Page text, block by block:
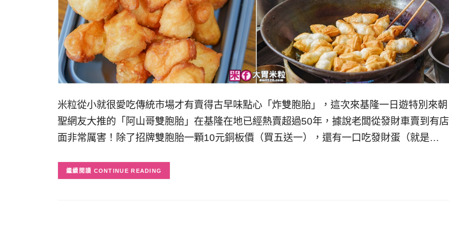
米粒從小就很愛吃傳統市場才有賣得古早味點心「炸雙胞胎」，這次來基隆一日遊特別來朝
聖網友大推的「阿山哥雙胞胎」在基隆在地已經熱賣超過50年，據說老闆從發財車賣到有店
面非常厲害！除了招牌雙胞胎一顆10元銅板價（買五送一），還有一口吃發財蛋（就是…
CONTINUE READING